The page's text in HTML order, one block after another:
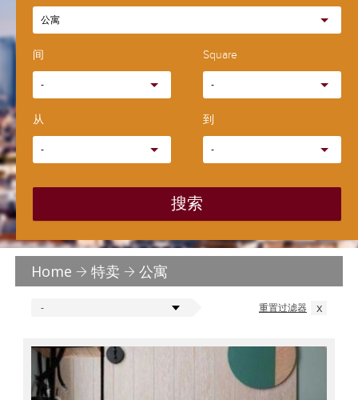
公寓
间
-
Square
-
从
-
到
-
搜索
Home 特卖 公寓
- 重置过滤器 x